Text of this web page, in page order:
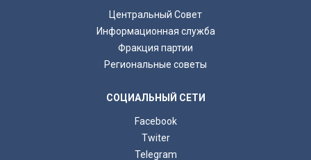
Центральный Совет
Информационная служба
Фракция партии
Региональные советы
СОЦИАЛЬНЫЙ СЕТИ
Facebook
Twiter
Telegram